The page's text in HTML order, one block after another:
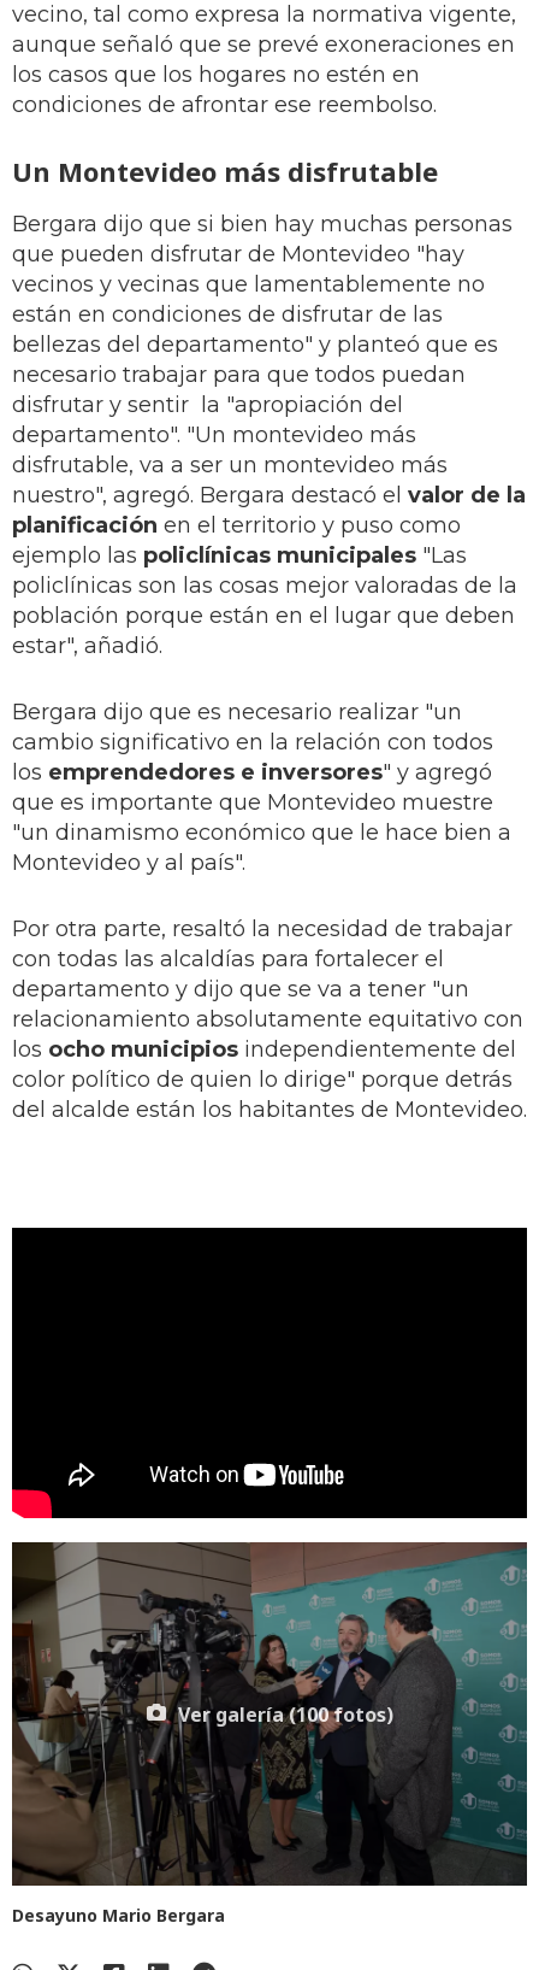
vecino, tal como expresa la normativa vigente,
aunque señaló que se prevé exoneraciones en
los casos que los hogares no estén en
condiciones de afrontar ese reembolso.
Un Montevideo más disfrutable
Bergara dijo que si bien hay muchas personas
que pueden disfrutar de Montevideo "hay
vecinos y vecinas que lamentablemente no
están en condiciones de disfrutar de las
bellezas del departamento" y planteó que es
necesario trabajar para que todos puedan
disfrutar y sentir la "apropiación del
departamento". "Un montevideo más
disfrutable, va a ser un montevideo más
nuestro", agregó. Bergara destacó el valor de la
planificación en el territorio y puso como
ejemplo las policlínicas municipales "Las
policlínicas son las cosas mejor valoradas de la
población porque están en el lugar que deben
estar", añadió.
Bergara dijo que es necesario realizar "un
cambio significativo en la relación con todos
los emprendedores e inversores" y agregó
que es importante que Montevideo muestre
"un dinamismo económico que le hace bien a
Montevideo y al país".
Por otra parte, resaltó la necesidad de trabajar
con todas las alcaldías para fortalecer el
departamento y dijo que se va a tener "un
relacionamiento absolutamente equitativo con
los ocho municipios independientemente del
color político de quien lo dirige" porque detrás
del alcalde están los habitantes de Montevideo.
Ver galería (100 fotos)
Desayuno Mario Bergara